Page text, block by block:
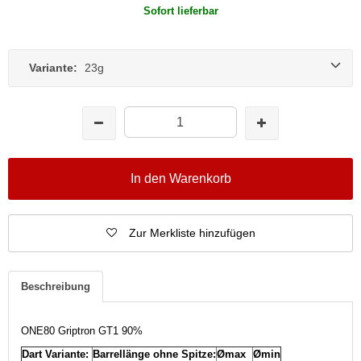
Sofort lieferbar
Variante: 23g
In den Warenkorb
Zur Merkliste hinzufügen
Beschreibung
ONE80 Griptron GT1 90%
Dart Variante: Barrellänge ohne Spitze:Ømax Ømin